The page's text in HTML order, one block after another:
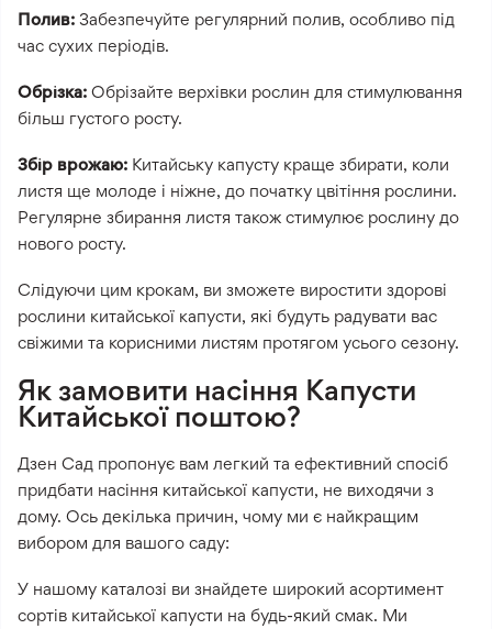
Полив: Забезпечуйте регулярний полив, особливо під
час сухих періодів.
Обрізка: Обрізайте верхівки рослин для стимулювання
більш густого росту.
Збір врожаю: Китайську капусту краще збирати, коли
листя ще молоде і ніжне, до початку цвітіння рослини.
Регулярне збирання листя також стимулює рослину до
нового росту.
Слідуючи цим крокам, ви зможете виростити здорові
рослини китайської капусти, які будуть радувати вас
свіжими та корисними листям протягом усього сезону.
Як замовити насіння Капусти
Китайської поштою?
Дзен Сад пропонує вам легкий та ефективний спосіб
придбати насіння китайської капусти, не виходячи з
дому. Ось декілька причин, чому ми є найкращим
вибором для вашого саду:
У нашому каталозі ви знайдете широкий асортимент
сортів китайської капусти на будь-який смак. Ми